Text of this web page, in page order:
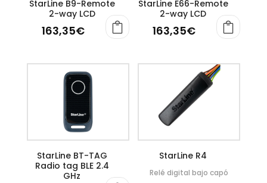
StarLine B9-Remote
2-way LCD
163,35€
StarLine E66-Remote
2-way LCD
163,35€
StarLine BT-TAG
Radio tag BLE 2.4
GHz
StarLine R4
Relé digital bajo capó